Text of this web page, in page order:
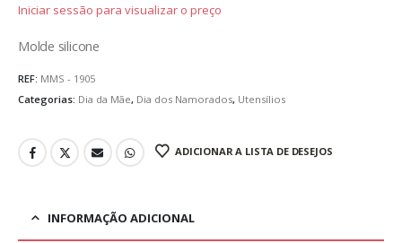
Iniciar sessão para visualizar o preço
Molde silicone
REF: MMS - 1905
Categorias: Dia da Mãe, Dia dos Namorados, Utensílios
ADICIONAR A LISTA DE DESEJOS
INFORMAÇÃO ADICIONAL